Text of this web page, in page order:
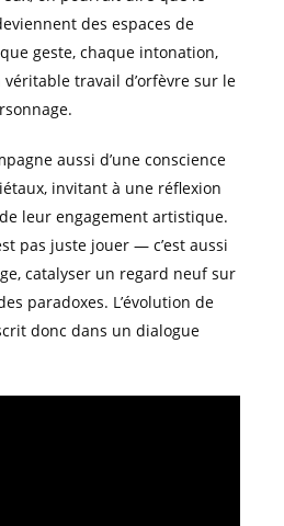
des espaces de
geste, chaque intonation,
travail d’orfèvre sur le
aussi d’une conscience
invitant à une réflexion
leur engagement artistique.
pas juste jouer — c’est aussi
catalyser un regard neuf sur
paradoxes. L’évolution de
donc dans un dialogue